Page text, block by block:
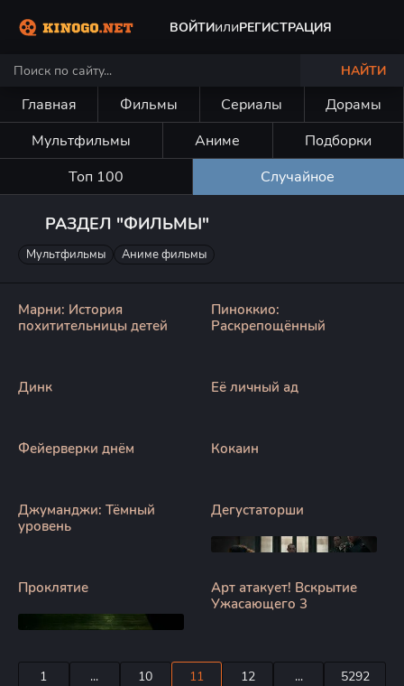
ВОЙТИилиРЕГИСТРАЦИЯ
НАЙТИ
Главная Фильмы Сериалы
Дорамы
Мультфильмы
Аниме
Подборки
Топ 100
Случайное
РАЗДЕЛ "ФИЛЬМЫ"
Мультфильмы Аниме фильмы
Марни: История
похитительницы детей
Пиноккио:
Раскрепощённый
Динк Её личный ад
Фейерверки днём Кокаин
Джуманджи: Тёмный
уровень
Дегустаторши
Проклятие
Арт атакует! Вскрытие
Ужасающего 3
1 ... 10 11 12 ... 5292